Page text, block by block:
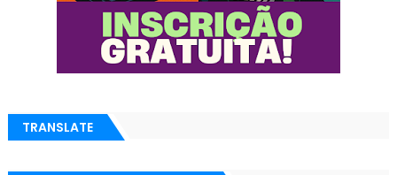
TRANSLATE